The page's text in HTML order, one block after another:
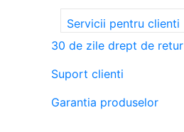
Servicii pentru clienti
30 de zile drept de retur
Suport clienti
Garantia produselor